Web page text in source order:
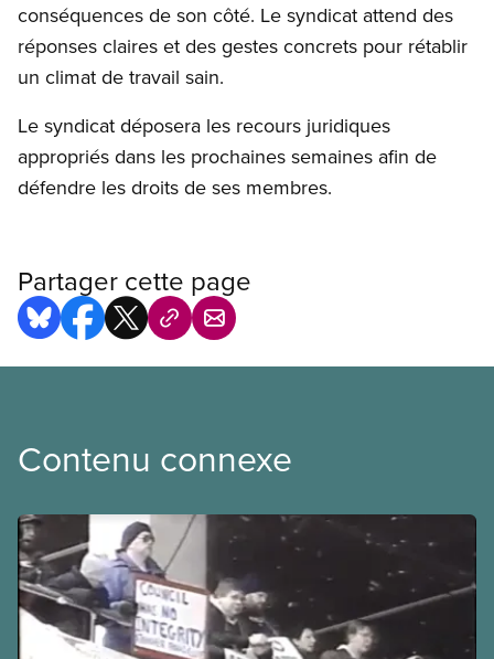
conséquences de son côté. Le syndicat attend des
réponses claires et des gestes concrets pour rétablir
un climat de travail sain.
Le syndicat déposera les recours juridiques
appropriés dans les prochaines semaines afin de
défendre les droits de ses membres.
Partager cette page
Contenu connexe